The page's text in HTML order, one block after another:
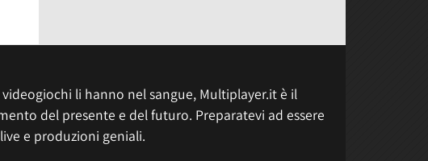
li hanno nel sangue, Multiplayer.it è il
del presente e del futuro. Preparatevi ad essere
e produzioni geniali.